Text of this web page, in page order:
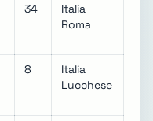
34
Italia
Roma
8
Italia
Lucchese